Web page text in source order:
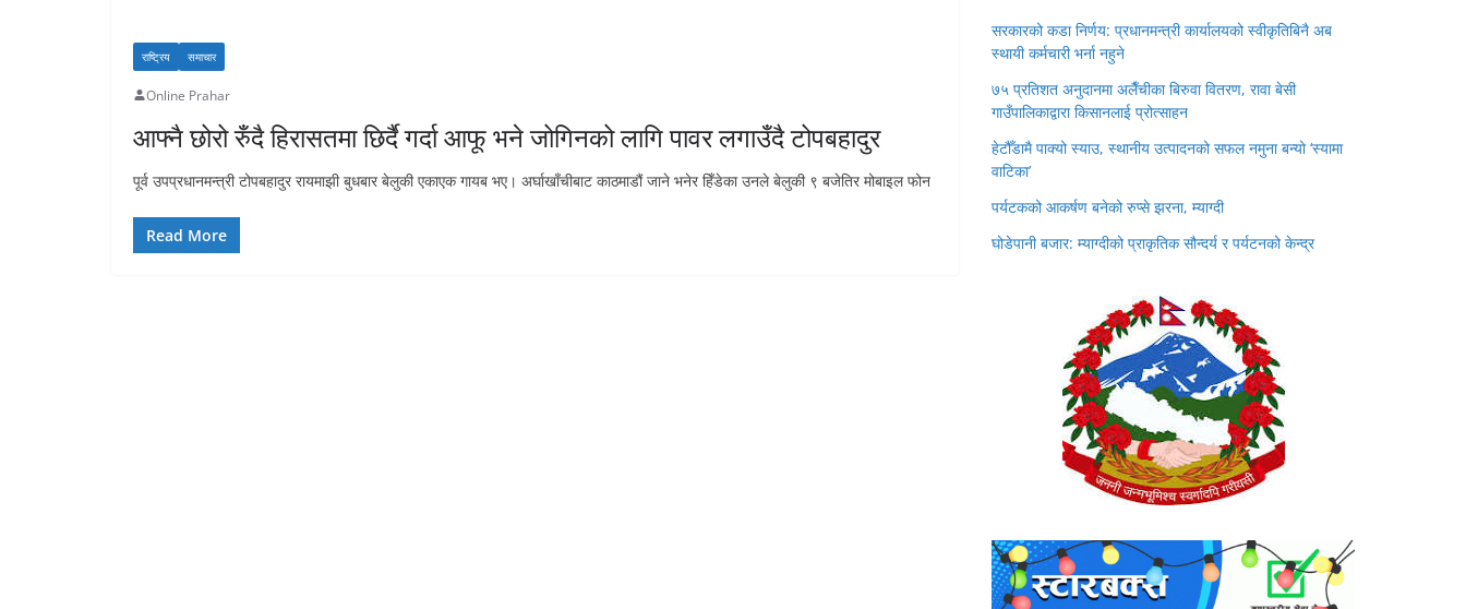
राष्ट्रिय समाचार
Online Prahar
आफ्नै छोरो रुँदै हिरासतमा छिर्दै गर्दा आफू भने जोगिनको लागि पावर लगाउँदै टोपबहादुर
पूर्व उपप्रधानमन्त्री टोपबहादुर रायमाझी बुधबार बेलुकी एकाएक गायब भए। अर्घाखाँचीबाट काठमाडौं जाने भनेर हिँडेका उनले बेलुकी ९ बजेतिर मोबाइल फोन
Read More
सरकारको कडा निर्णय: प्रधानमन्त्री कार्यालयको स्वीकृतिबिनै अब
स्थायी कर्मचारी भर्ना नहुने
७५ प्रतिशत अनुदानमा अलैँचीका बिरुवा वितरण, रावा बेसी
गाउँपालिकाद्वारा किसानलाई प्रोत्साहन
हेटौँडामै पाक्यो स्याउ, स्थानीय उत्पादनको सफल नमुना बन्यो ‘स्यामा
वाटिका’
पर्यटकको आकर्षण बनेको रुप्से झरना, म्याग्दी
घोडेपानी बजार: म्याग्दीको प्राकृतिक सौन्दर्य र पर्यटनको केन्द्र